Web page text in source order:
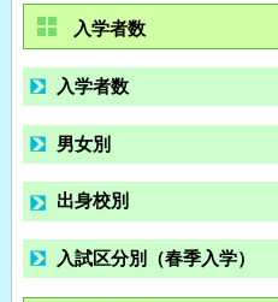
入学者数
入学者数
男女別
出身校別
入試区分別（春季入学）